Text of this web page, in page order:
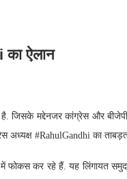
ऐलान
जिसके मद्देनजर कांग्रेस और
अध्यक्ष #RahulGandhi का
फोकस कर रहे हैं. यह लिंगायत